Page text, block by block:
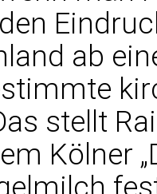
ab
stellt
Kölner